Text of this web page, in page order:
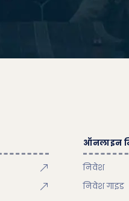
ऑनलाइन
निवेश
निवेश गाइड